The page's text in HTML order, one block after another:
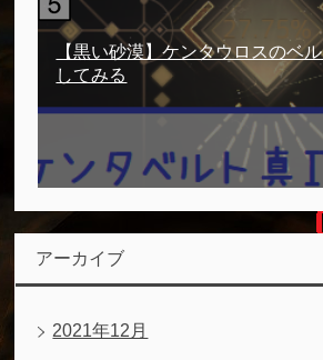
【黒い砂漠】ケンタウロスのベ
してみる
アーカイブ
2021年12月